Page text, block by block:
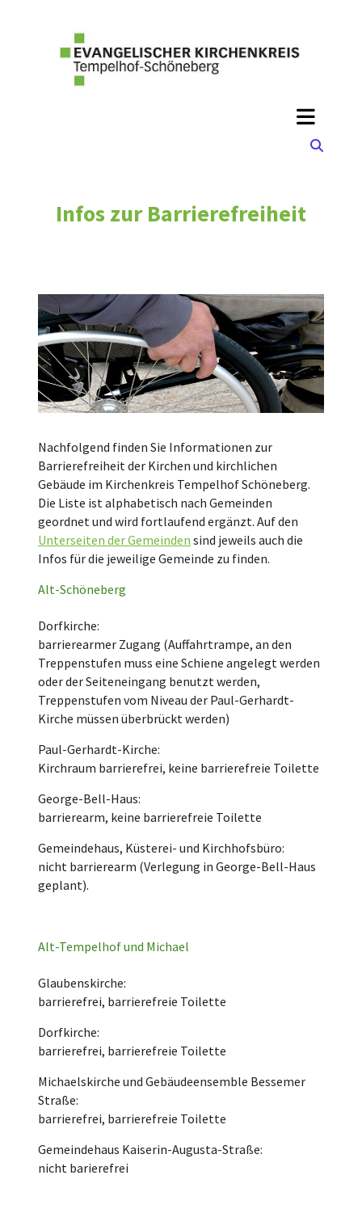
Infos zur Barrierefreiheit
Nachfolgend finden Sie Informationen zur
Barrierefreiheit der Kirchen und kirchlichen
Gebäude im Kirchenkreis Tempelhof Schöneberg.
Die Liste ist alphabetisch nach Gemeinden
geordnet und wird fortlaufend ergänzt. Auf den
Unterseiten der Gemeinden sind jeweils auch die
Infos für die jeweilige Gemeinde zu finden.
Alt-Schöneberg
Dorfkirche:
barrierearmer Zugang (Auffahrtrampe, an den
Treppenstufen muss eine Schiene angelegt werden
oder der Seiteneingang benutzt werden,
Treppenstufen vom Niveau der Paul-Gerhardt-
Kirche müssen überbrückt werden)
Paul-Gerhardt-Kirche:
Kirchraum barrierefrei, keine barrierefreie Toilette
George-Bell-Haus:
barrierearm, keine barrierefreie Toilette
Gemeindehaus, Küsterei- und Kirchhofsbüro:
nicht barrierearm (Verlegung in George-Bell-Haus
geplant).
Alt-Tempelhof und Michael
Glaubenskirche:
barrierefrei, barrierefreie Toilette
Dorfkirche:
barrierefrei, barrierefreie Toilette
Michaelskirche und Gebäudeensemble Bessemer
Straße:
barrierefrei, barrierefreie Toilette
Gemeindehaus Kaiserin-Augusta-Straße:
nicht barierefrei